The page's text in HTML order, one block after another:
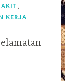
,
KERJA